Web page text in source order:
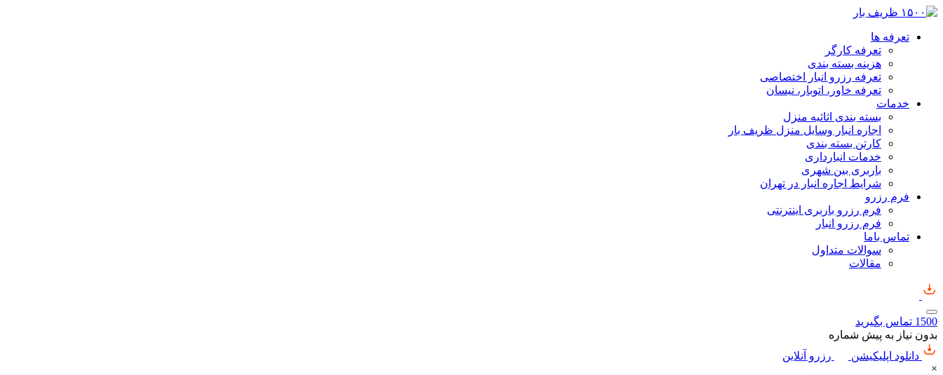
تعرفه ها
تعرفه کارگر
هزینه بسته بندی
تعرفه رزرو انبار اختصاصی
تعرفه خاور، اتوبار، نیسان
خدمات
بسته بندی اثاثیه منزل
اجاره انبار وسایل منزل ظریف بار
کارتن بسته بندی
خدمات انبارداری
باربری بین شهری
شرایط اجاره انبار در تهران
فرم رزرو
فرم رزرو باربری اینترنتی
فرم رزرو انبار
تماس باما
سوالات متداول
مقالات
1500 تماس بگیرید
بدون نیاز به پیش شماره
دانلود اپلیکیشن
رزرو آنلاین
×